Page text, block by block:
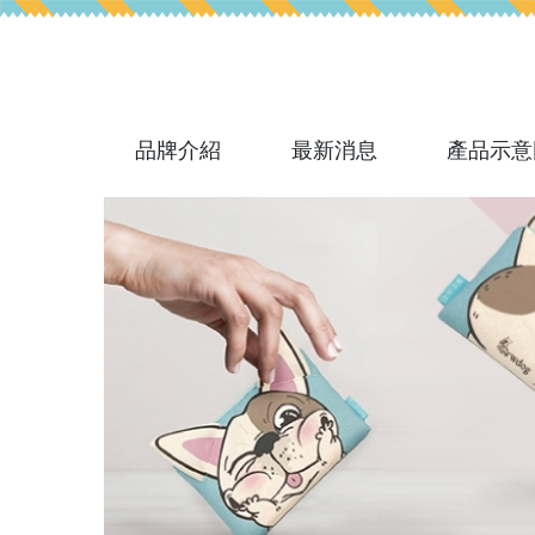
品牌介紹 最新消息 產品示